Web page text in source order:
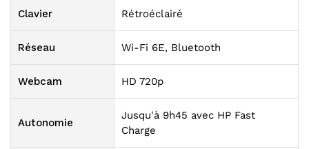
Clavier Rétroéclairé
Réseau Wi-Fi 6E, Bluetooth
Webcam HD 720p
Autonomie
Jusqu'à 9h45 avec HP Fast
Charge